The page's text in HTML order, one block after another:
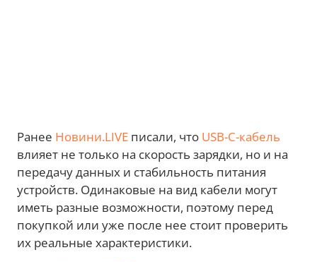
Ранее Новини.LIVE писали, что USB-C-кабель
влияет не только на скорость зарядки, но и на
передачу данных и стабильность питания
устройств. Одинаковые на вид кабели могут
иметь разные возможности, поэтому перед
покупкой или уже после нее стоит проверить
их реальные характеристики.